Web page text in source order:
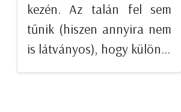
kezén. Az talán fel sem
tűnik (hiszen annyira nem
is látványos), hogy külön...